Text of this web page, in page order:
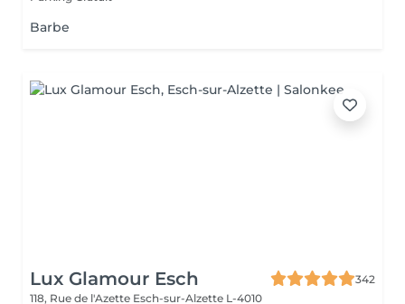
Barbe
Lux Glamour Esch
342
118, Rue de l'Azette Esch-sur-Alzette L-4010